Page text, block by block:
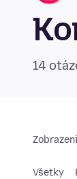
14
Všetky